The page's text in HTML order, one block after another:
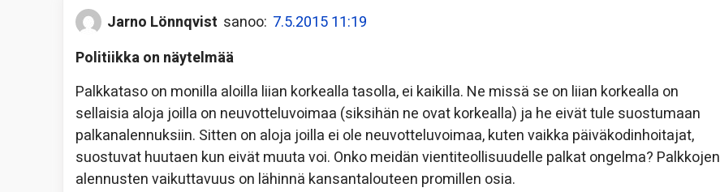
Jarno Lönnqvist sanoo: 7.5.2015 11:19
Politiikka on näytelmää
Palkkataso on monilla aloilla liian korkealla tasolla, ei kaikilla. Ne missä se on liian korkealla on
sellaisia aloja joilla on neuvotteluvoimaa (siksihän ne ovat korkealla) ja he eivät tule suostumaan
palkanalennuksiin. Sitten on aloja joilla ei ole neuvotteluvoimaa, kuten vaikka päiväkodinhoitajat,
suostuvat huutaen kun eivät muuta voi. Onko meidän vientiteollisuudelle palkat ongelma? Palkkojen
alennusten vaikuttavuus on lähinnä kansantalouteen promillen osia.